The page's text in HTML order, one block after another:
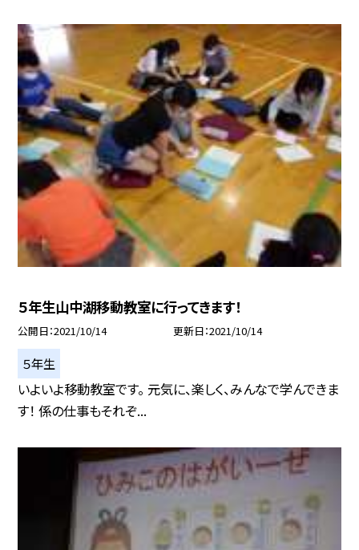
５年生山中湖移動教室に行ってきます！
公開日 2021/10/14 更新日 2021/10/14
５年生
いよいよ移動教室です。 元気に、楽しく、みんなで学んできま
す！ 係の仕事もそれぞ...